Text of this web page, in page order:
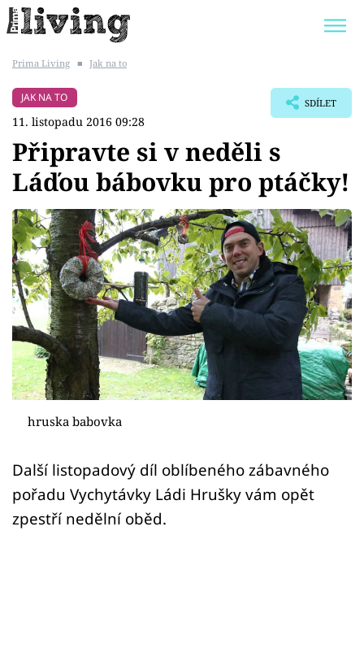
BYDLENÍ SLAVNÝCH
Témata
Bydlení
Zahrada
Design
Sledujte prima+
Přihlášení
Sledujte nás
Prima Living ■ Jak na to
JAK NA TO
11. listopadu 2016 09:28
SDÍLET
Připravte si v neděli s
Láďou bábovku pro ptáčky!
hruska babovka
Další listopadový díl oblíbeného zábavného
pořadu Vychytávky Ládi Hrušky vám opět
zpestří nedělní oběd.